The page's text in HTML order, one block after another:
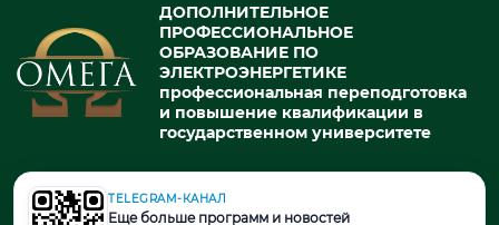
ДОПОЛНИТЕЛЬНОЕ
ПРОФЕССИОНАЛЬНОЕ
ОБРАЗОВАНИЕ ПО
ЭЛЕКТРОЭНЕРГЕТИКЕ
профессиональная переподготовка
и повышение квалификации в
государственном университете
© 2026. При использовании материалов портала активная ссылка
TELEGRAM-КАНАЛ
Еще больше программ и новостей